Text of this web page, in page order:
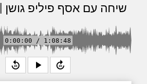
שיחה עם אסף פיליפ גושן |
0:00:00 / 1:08:48
replay_30 play_arrow forward_30